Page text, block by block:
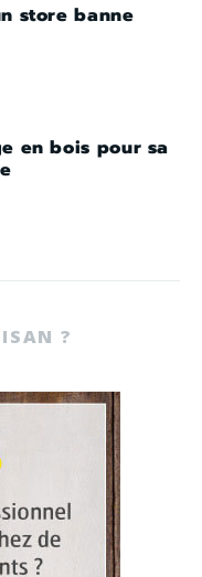
store banne
en bois pour sa
?